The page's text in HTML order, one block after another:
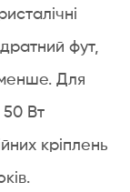
фут,
менше. Для
50 Вт
кріплень